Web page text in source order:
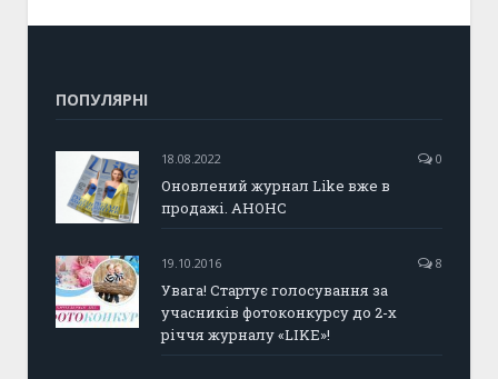
ПОПУЛЯРНІ
18.08.2022 0
Оновлений журнал Like вже в
продажі. АНОНС
19.10.2016 8
Увага! Стартує голосування за
учасників фотоконкурсу до 2-х
річчя журналу «LIKE»!